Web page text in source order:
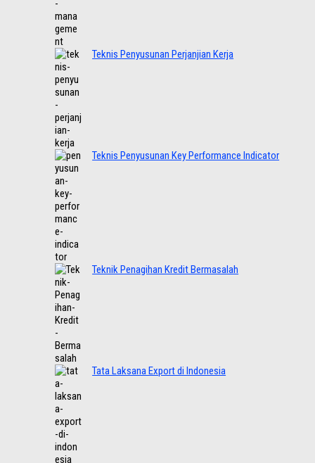
Teknis Penyusunan Perjanjian Kerja
Teknis Penyusunan Key Performance Indicator
Teknik Penagihan Kredit Bermasalah
Tata Laksana Export di Indonesia